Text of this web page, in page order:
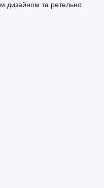
дизайном та ретельно